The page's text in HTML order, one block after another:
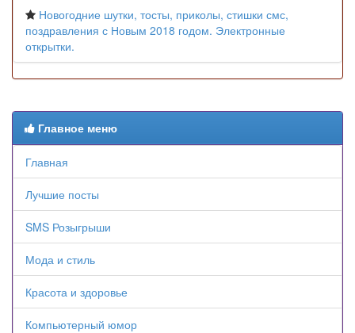
Новогодние шутки, тосты, приколы, стишки смс,
поздравления с Новым 2018 годом. Электронные
открытки.
Главное меню
Главная
Лучшие посты
SMS Розыгрыши
Мода и стиль
Красота и здоровье
Компьютерный юмор